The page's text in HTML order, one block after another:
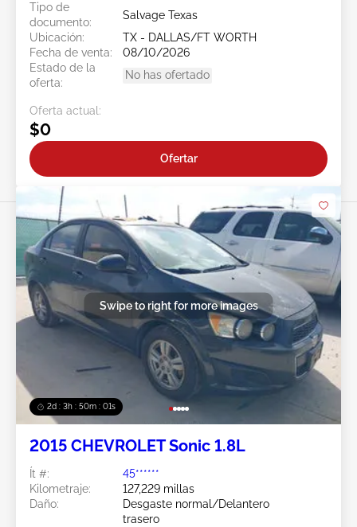
Tipo de
documento:
Salvage Texas
Ubicación:
TX - DALLAS/FT WORTH
Fecha de venta:
08/10/2026
Estado de la
oferta:
No has ofertado
Oferta actual:
$0
Ofertar
2d : 3h : 49m : 59s
Swipe to right for more images
2015 CHEVROLET Sonic 1.8L
Ít #:
45******
Kilometraje:
127,229 millas
Daño:
Desgaste normal/Delantero
trasero